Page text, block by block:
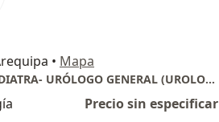
• Mapa
URÓLOGO PEDIATRA- URÓLOGO GENERAL (UROLOGÍA PEDIÁTRICA-UROLOGÍA GENERAL)
Precio sin especificar